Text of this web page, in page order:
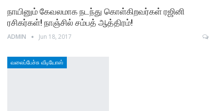
நாயினும் கேவலமாக நடந்து கொள்கிறவர்கள் ரஜினி
ரசிகர்கள்! நாஞ்சில் சம்பத் ஆத்திரம்!
ADMIN Jun 18, 2017
வலைப்பேச்சு வீடியோஸ்